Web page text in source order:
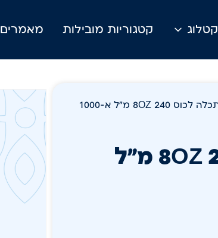
קטלוג קטגוריות מובילות מאמרים
/ מכסה מתכלה לכוס 8OZ 240 מ"ל א-1000
מכסה מתכלה לכוס 8OZ 240 מ"ל